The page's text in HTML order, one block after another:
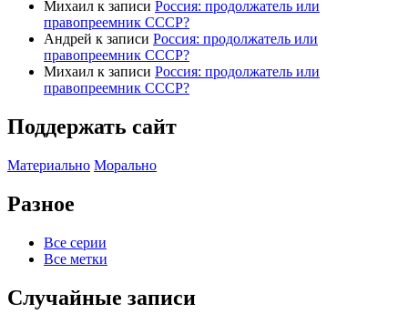
Михаил к записи Россия: продолжатель или
правопреемник СССР?
Андрей к записи Россия: продолжатель или
правопреемник СССР?
Михаил к записи Россия: продолжатель или
правопреемник СССР?
Поддержать сайт
Материально Морально
Разное
Все серии
Все метки
Случайные записи